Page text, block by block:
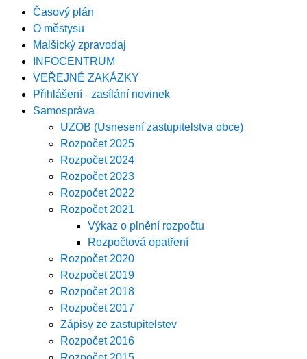
Časový plán
O městysu
Malšický zpravodaj
INFOCENTRUM
VEŘEJNÉ ZAKÁZKY
Přihlášení - zasílání novinek
Samospráva
UZOB (Usnesení zastupitelstva obce)
Rozpočet 2025
Rozpočet 2024
Rozpočet 2023
Rozpočet 2022
Rozpočet 2021
Výkaz o plnění rozpočtu
Rozpočtová opatření
Rozpočet 2020
Rozpočet 2019
Rozpočet 2018
Rozpočet 2017
Zápisy ze zastupitelstev
Rozpočet 2016